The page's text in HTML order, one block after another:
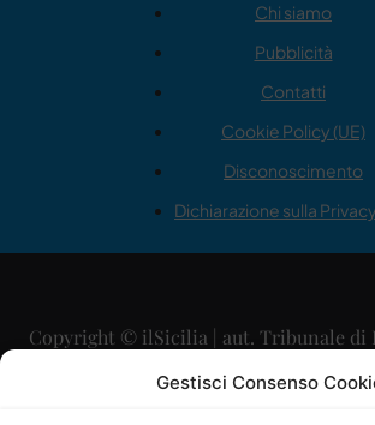
Gestisci Consenso
Chi siamo
Pubblicità
Contatti
Cookie Policy (UE)
Disconoscimento
Dichiarazione sulla
Copyright © ilSicilia | aut. Tribunale di
29/09/2015